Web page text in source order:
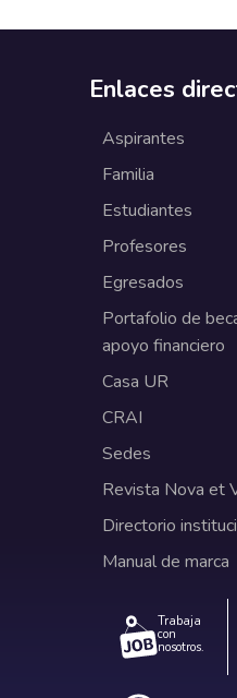
Enlaces
Aspirantes
Familia
Estudiantes
Profesores
Egresados
Portafolio de
apoyo financiero
Casa UR
CRAI
Sedes
Revista Nova et
Directorio
Manual de marca
Trabaja
con
nosotros.